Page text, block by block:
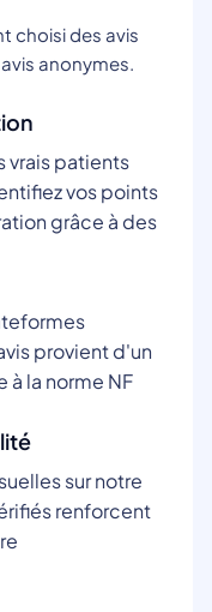
choisi des avis
anonymes.
vrais patients
vos points
grâce à des
provient d'un
la norme NF
sur notre
renforcent